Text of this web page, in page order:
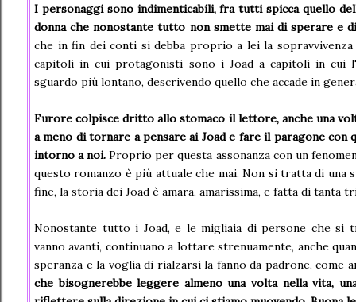
I personaggi sono indimenticabili, fra tutti spicca quello
donna che nonostante tutto non smette mai di sperare e
che in fin dei conti si debba proprio a lei la
capitoli in cui protagonisti sono i Joad a capitoli in cui
sguardo più lontano, descrivendo quello che accade in
Furore colpisce dritto allo stomaco il lettore, anche una
a meno di tornare a pensare ai Joad e fare il paragone con
intorno a noi. Proprio per questa assonanza con un
questo romanzo è più attuale che mai. Non si tratta di una
fine, la storia dei Joad è amara, amarissima, e fatta di tanta
Nonostante tutto i Joad, e le migliaia di persone che si
vanno avanti, continuano a lottare strenuamente, anche
speranza e la voglia di rialzarsi la fanno da padrone, come
che bisognerebbe leggere almeno una volta nella vita,